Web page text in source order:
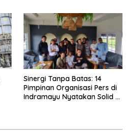
Sinergi Tanpa Batas: 14
Pimpinan Organisasi Pers di
Indramayu Nyatakan Solid di